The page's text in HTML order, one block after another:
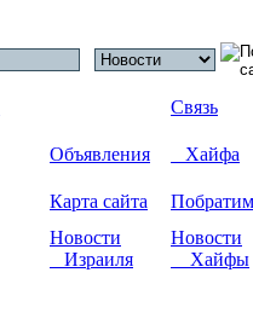
Связь
Объявления Хайфа
Карта сайта
Новости
Израиля
Новости
Хайфы